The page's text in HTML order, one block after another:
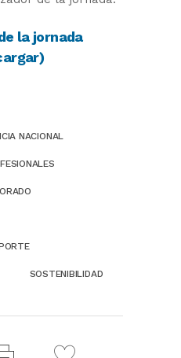
la jornada
NACIONAL
SOSTENIBILIDAD